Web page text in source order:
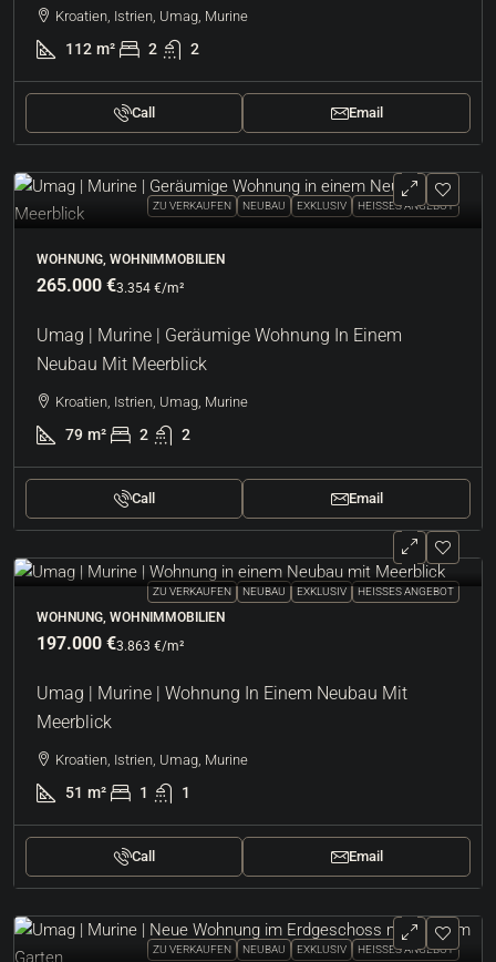
Kroatien, Istrien, Umag, Murine
112 m² 2 2
Call Email
ZU VERKAUFEN NEUBAU EXKLUSIV HEISSES ANGEBOT
WOHNUNG, WOHNIMMOBILIEN
265.000 €3.354 €/m²
Umag | Murine | Geräumige Wohnung In Einem
Neubau Mit Meerblick
Kroatien, Istrien, Umag, Murine
79 m² 2 2
Call Email
ZU VERKAUFEN NEUBAU EXKLUSIV HEISSES ANGEBOT
WOHNUNG, WOHNIMMOBILIEN
197.000 €3.863 €/m²
Umag | Murine | Wohnung In Einem Neubau Mit
Meerblick
Kroatien, Istrien, Umag, Murine
51 m² 1 1
Call Email
ZU VERKAUFEN NEUBAU EXKLUSIV HEISSES ANGEBOT